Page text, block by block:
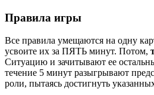
Правила игры
Все правила умещаются на одну
усвоите их за ПЯТЬ минут. Потом,
Ситуацию и зачитывают ее
течение 5 минут разыгрывают
роли, пытаясь достигнуть